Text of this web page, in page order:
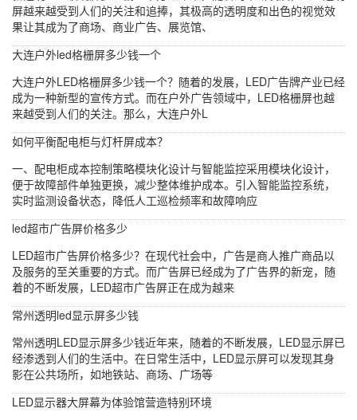
屏越来越受到人们的关注和追捧，其极高的透明度和出色的视觉效
果让其成为了商场、商业广告、展览馆、
大连户外led格栅屏多少钱一个
大连户外LED格栅屏多少钱一个？随着的发展，LED广告牌产业已经
成为一种新型的宣传方式。而在户外广告领域中，LED格栅屏也越
来越受到人们的关注。那么，大连户外L
如何平衡配电柜与灯杆屏成本？
一、配电柜成本控制策略模块化设计与智能监控采用模块化设计，
便于故障部件单独更换，减少整体维护成本。引入智能监控系统，
实时监测设备状态，降低人工巡检频率和故障响应
led超市广告屏价格多少
LED超市广告屏价格多少？在现代社会中，广告是商人推广商品以
及服务的至关重要的方式。而广告屏已经成为了广告界的新宠，随
着的不断发展，LED超市广告屏正在成为越来
常州透明led显示屏多少钱
常州透明LED显示屏多少钱近年来，随着的不断发展，LED显示屏已
经渗透到人们的生活中。在日常生活中，LED显示屏可以发现其身
影在公共场所，如地铁站、商场、广场等
LED显示器大屏幕为体验馆营造特别环境